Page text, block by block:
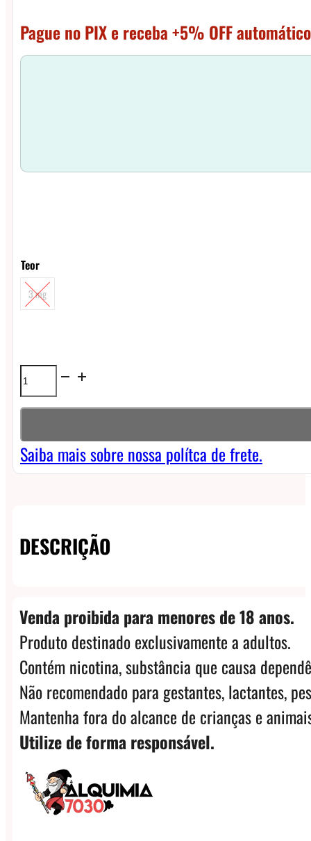
Pague no PIX e receba +5% OFF
Teor
3 mg
Líquido
Mad
Twisted
Ice
-
quantidade
Saiba mais sobre nossa polítca de frete.
DESCRIÇÃO
Venda proibida para menores de 18 anos.
Produto destinado exclusivamente a adultos.
Contém nicotina, substância que causa
Não recomendado para gestantes, lactantes,
Mantenha fora do alcance de crianças e
Utilize de forma responsável.